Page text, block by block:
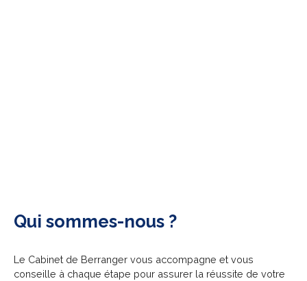
Qui sommes-nous ?
Le Cabinet de Berranger vous accompagne et vous
conseille à chaque étape pour assurer la réussite de votre